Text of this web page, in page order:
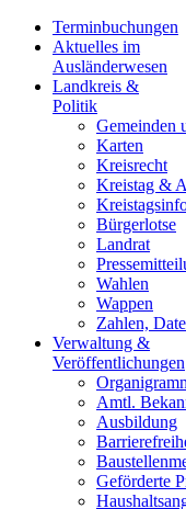
Terminbuchungen
Aktuelles im
Ausländerwesen
Landkreis &
Politik
Gemeinden
Karten
Kreisrecht
Kreistag &
Bürgerlotse
Landrat
Wahlen
Wappen
Zahlen,
Verwaltung &
Veröffentlichungen
Amtl.
Ausbildung
Geförderte